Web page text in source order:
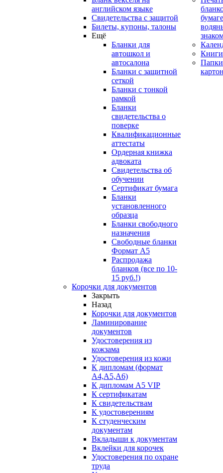
английском языке
Свидетельства с защитой
Билеты, купоны, талоны
Ещё
Бланки для
автошкол и
автосалона
Бланки с защитной
сеткой
Бланки с тонкой
рамкой
Бланки
свидетельства о
поверке
Квалификационные
аттестаты
Ордерная книжка
адвоката
Свидетельства об
обучении
Сертификат бумага
Бланки
установленного
образца
Бланки свободного
назначения
Свободные бланки
Формат А5
Распродажа
бланков (все по 10-
15 руб.!)
Корочки для документов
Закрыть
Назад
Корочки для документов
Ламинирование
документов
Удостоверения из
кожзама
Удостоверения из кожи
К дипломам (формат
А4,А5,А6)
К дипломам А5 VIP
К сертификатам
К свидетельствам
К удостоверениям
К студенческим
документам
Вкладыши к документам
Вклейки для корочек
Удостоверения по охране
труда
Книги
Папки